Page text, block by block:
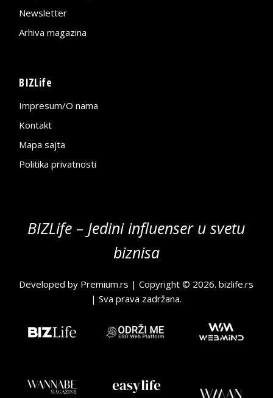
Newsletter
Arhiva magazina
BIZLife
Impresum/O nama
Kontakt
Mapa sajta
Politika privatnosti
BIZLife – Jedini influenser u svetu
biznisa
Developed by Premium.rs | Copyright © 2026.bizlife.rs
| Sva prava zadržana.